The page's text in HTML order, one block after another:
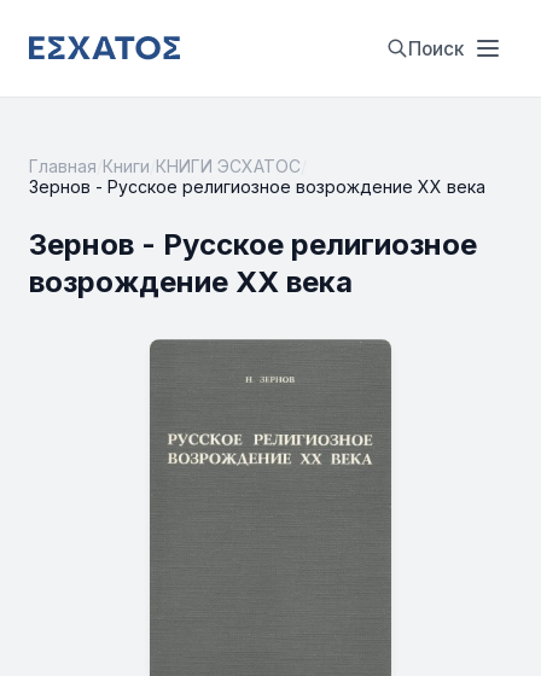
Поиск
Главная Книги КНИГИ ЭСХАТОС
Зернов - Русское религиозное возрождение XX века
Зернов - Русское религиозное
возрождение XX века